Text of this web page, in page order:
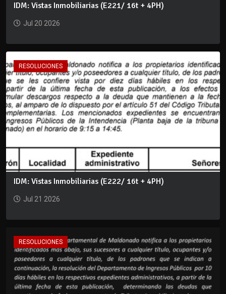
IDM: Vistas Inmobiliarias (E221/ 16t + 4PH)
Jul 20 2026
RESOLUCIONES
IDM: Vistas Inmobiliarias (E222/ 16t + 4PH)
Jul 21 2026
RESOLUCIONES